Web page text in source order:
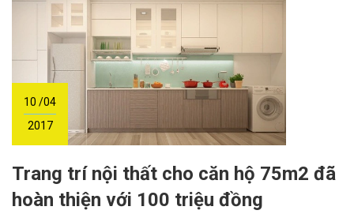
10 /04
2017
Trang trí nội thất cho căn hộ 75m2 đã
hoàn thiện với 100 triệu đồng